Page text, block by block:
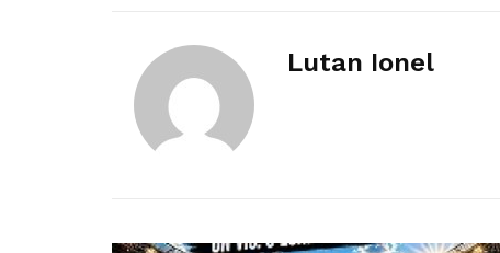
Lutan Ionel